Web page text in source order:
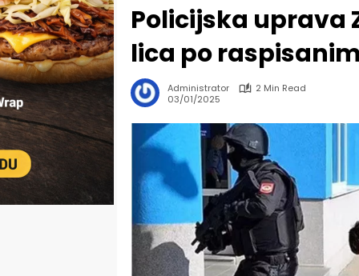
Policijska uprava
lica po
Administrator
2 Min Read
03/01/2025